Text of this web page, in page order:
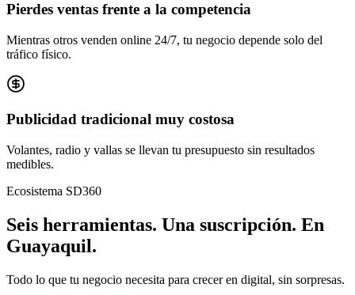
Pierdes ventas frente a la competencia
Mientras otros venden online 24/7, tu negocio depende solo del
tráfico físico.
Publicidad tradicional muy costosa
Volantes, radio y vallas se llevan tu presupuesto sin resultados
medibles.
Ecosistema SD360
Seis herramientas. Una suscripción. En
Guayaquil.
Todo lo que tu negocio necesita para crecer en digital, sin sorpresas.